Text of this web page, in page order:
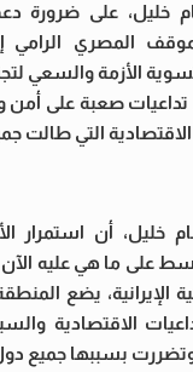
خليل، على ضرورة
المصري الرامي
تسوية الأزمة والسعي
تداعيات صعبة على أمن
التي طالت
خليل، أن استمرار
على ما هي عليه
الإيرانية، يضع
الاقتصادية
وتضررت بسببها جميع